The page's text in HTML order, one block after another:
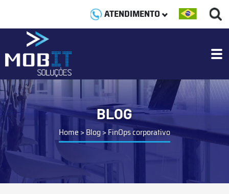
ATENDIMENTO
BLOG
Home >Blog> FinOps corporativo